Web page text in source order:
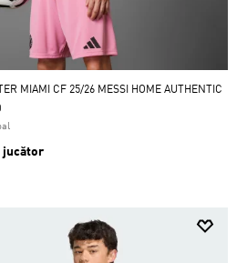
MIAMI CF 25/26 MESSI HOME AUTHENTIC
jucător